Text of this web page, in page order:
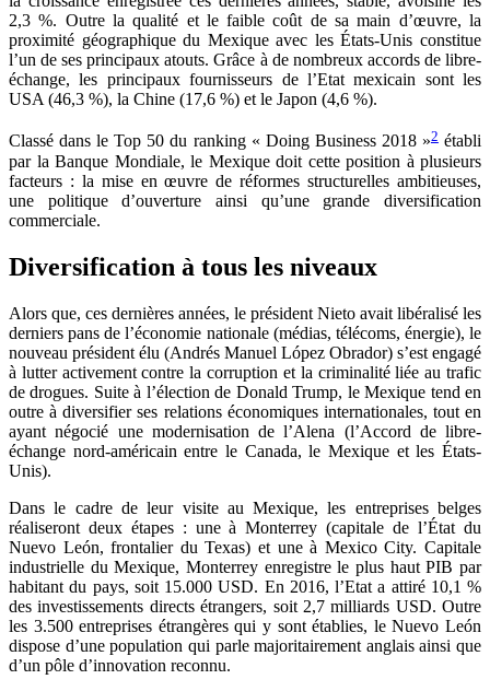
2,3 %. Outre la qualité et le faible coût de sa main d’œuvre, la
proximité géographique du Mexique avec les États-Unis constitue
l’un de ses principaux atouts. Grâce à de nombreux accords de libre-
échange, les principaux fournisseurs de l’Etat mexicain sont les
USA (46,3 %), la Chine (17,6 %) et le Japon (4,6 %).
Classé dans le Top 50 du ranking « Doing Business 2018 »2établi
par la Banque Mondiale, le Mexique doit cette position à plusieurs
facteurs : la mise en œuvre de réformes structurelles ambitieuses,
une politique d’ouverture ainsi qu’une grande diversification
commerciale.
Diversification à tous les niveaux
Alors que, ces dernières années, le président Nieto avait libéralisé les
derniers pans de l’économie nationale (médias, télécoms, énergie), le
nouveau président élu (Andrés Manuel López Obrador) s’est engagé
à lutter activement contre la corruption et la criminalité liée au trafic
de drogues. Suite à l’élection de Donald Trump, le Mexique tend en
outre à diversifier ses relations économiques internationales, tout en
ayant négocié une modernisation de l’Alena (l’Accord de libre-
échange nord-américain entre le Canada, le Mexique et les États-
Unis).
Dans le cadre de leur visite au Mexique, les entreprises belges
réaliseront deux étapes : une à Monterrey (capitale de l’État du
Nuevo León, frontalier du Texas) et une à Mexico City. Capitale
industrielle du Mexique, Monterrey enregistre le plus haut PIB par
habitant du pays, soit 15.000 USD. En 2016, l’Etat a attiré 10,1 %
des investissements directs étrangers, soit 2,7 milliards USD. Outre
les 3.500 entreprises étrangères qui y sont établies, le Nuevo León
dispose d’une population qui parle majoritairement anglais ainsi que
d’un pôle d’innovation reconnu.